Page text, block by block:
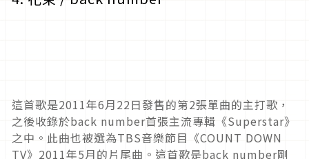
這首歌是2011年6月22日發售的第2張單曲的主打歌，
之後收錄於back number首張主流專輯《Superstar》
之中。此曲也被選為TBS音樂節目《COUNT DOWN
TV》2011年5月的片尾曲。這首歌是back number剛